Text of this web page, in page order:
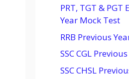
PRT, TGT & PGT
Year Mock Test
RRB Previous
SSC CGL
SSC CHSL